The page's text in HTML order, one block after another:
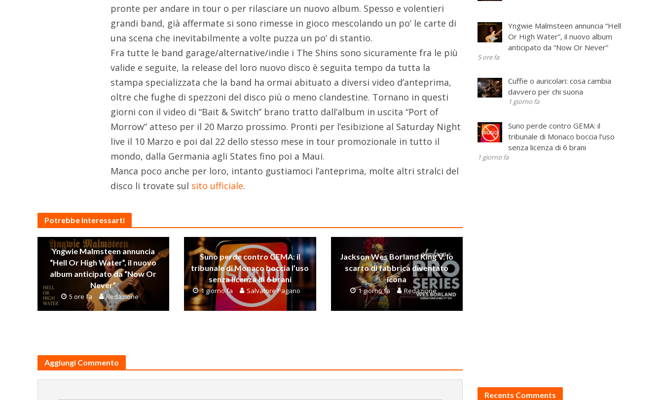
pronte per andare in tour o per rilasciare un nuovo album. Spesso e volentieri
grandi band, già affermate si sono rimesse in gioco mescolando un po’ le carte di
una scena che inevitabilmente a volte puzza un po’ di stantio.
Fra tutte le band garage/alternative/indie i The Shins sono sicuramente fra le più
valide e seguite, la release del loro nuovo disco è seguita tempo da tutta la
stampa specializzata che la band ha ormai abituato a diversi video d’anteprima,
oltre che fughe di spezzoni del disco più o meno clandestine. Tornano in questi
giorni con il video di “Bait & Switch” brano tratto dall’album in uscita “Port of
Morrow” atteso per il 20 Marzo prossimo. Pronti per l’esibizione al Saturday Night
live il 10 Marzo e poi dal 22 dello stesso mese in tour promozionale in tutto il
mondo, dalla Germania agli States fino poi a Maui.
Manca poco anche per loro, intanto gustiamoci l’anteprima, molte altri stralci del
disco li trovate sul sito ufficiale.
Potrebbe Interessarti
Yngwie Malmsteen annuncia
“Hell Or High Water”, il nuovo
album anticipato da “Now Or
Never”
5 ore fa Redazione
Suno perde contro GEMA: il
tribunale di Monaco boccia l’uso
senza licenza di 6 brani
1 giorno fa Salvatore Pagano
Jackson Wes Borland King V: lo
scarto di fabbrica diventato
icona
1 giorno fa Redazione
Aggiungi Commento
Yngwie Malmsteen annuncia “Hell
Or High Water”, il nuovo album
anticipato da “Now Or Never”
5 ore fa
Cuffie o auricolari: cosa cambia
davvero per chi suona
1 giorno fa
Suno perde contro GEMA: il
tribunale di Monaco boccia l’uso
senza licenza di 6 brani
1 giorno fa
Recents Comments